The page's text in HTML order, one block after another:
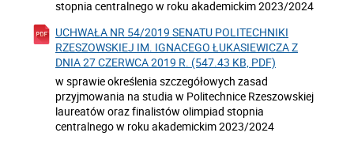
stopnia centralnego w roku akademickim 2023/2024
UCHWAŁA NR 54/2019 SENATU POLITECHNIKI
RZESZOWSKIEJ IM. IGNACEGO ŁUKASIEWICZA Z
DNIA 27 CZERWCA 2019 R. (547.43 KB, PDF)
w sprawie określenia szczegółowych zasad
przyjmowania na studia w Politechnice Rzeszowskiej
laureatów oraz finalistów olimpiad stopnia
centralnego w roku akademickim 2023/2024